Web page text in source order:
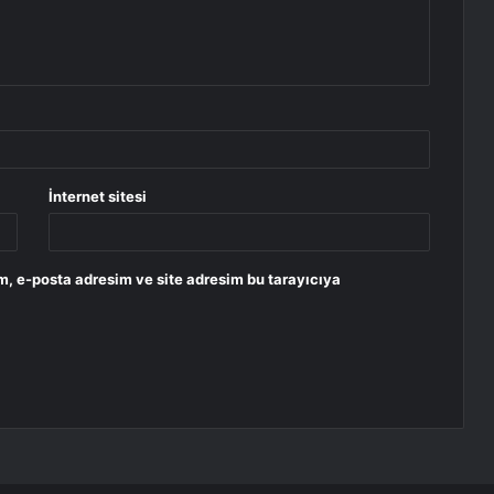
İnternet sitesi
e-posta adresim ve site adresim bu tarayıcıya